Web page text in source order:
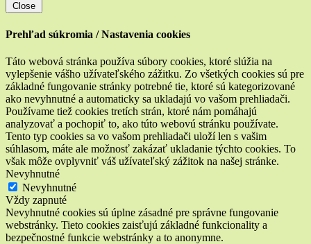
Close
Prehľad súkromia / Nastavenia cookies
Táto webová stránka používa súbory cookies, ktoré slúžia na
vylepšenie vášho užívateľského zážitku. Zo všetkých cookies sú pre
základné fungovanie stránky potrebné tie, ktoré sú kategorizované
ako nevyhnutné a automaticky sa ukladajú vo vašom prehliadači.
Používame tiež cookies tretích strán, ktoré nám pomáhajú
analyzovať a pochopiť to, ako túto webovú stránku používate.
Tento typ cookies sa vo vašom prehliadači uloží len s vašim
súhlasom, máte ale možnosť zakázať ukladanie týchto cookies. To
však môže ovplyvniť váš užívateľský zážitok na našej stránke.
Nevyhnutné
Nevyhnutné
Vždy zapnuté
Nevyhnutné cookies sú úplne zásadné pre správne fungovanie
webstránky. Tieto cookies zaisťujú základné funkcionality a
bezpečnostné funkcie webstránky a to anonymne.